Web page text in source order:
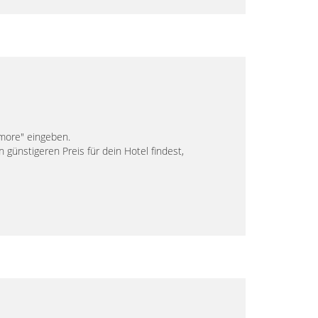
eingeben.
günstigeren Preis für dein Hotel findest,